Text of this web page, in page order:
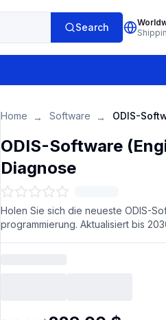
Search
Home → Software →
ODIS-Software
Diagnose
Holen Sie sich die neueste ODIS-
programmierung. Aktualisiert bis